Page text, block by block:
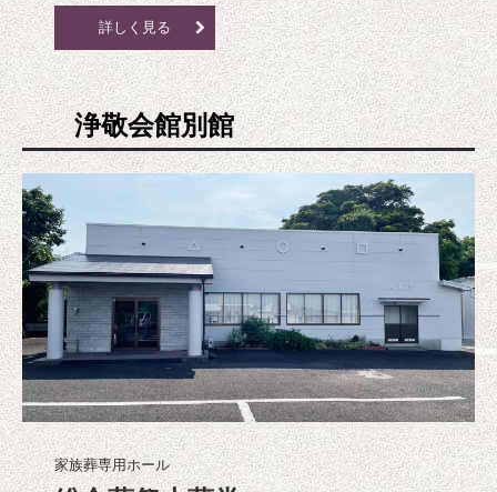
詳しく見る
浄敬会館別館
家族葬専用ホール